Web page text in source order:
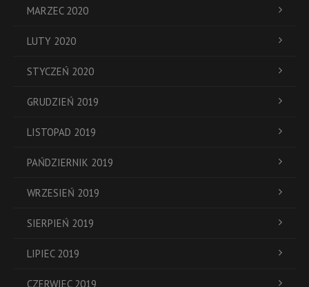
MARZEC 2020
LUTY 2020
STYCZEŃ 2020
GRUDZIEŃ 2019
LISTOPAD 2019
PAŃDZIERNIK 2019
WRZESIEŃ 2019
SIERPIEŃ 2019
LIPIEC 2019
CZERWIEC 2019